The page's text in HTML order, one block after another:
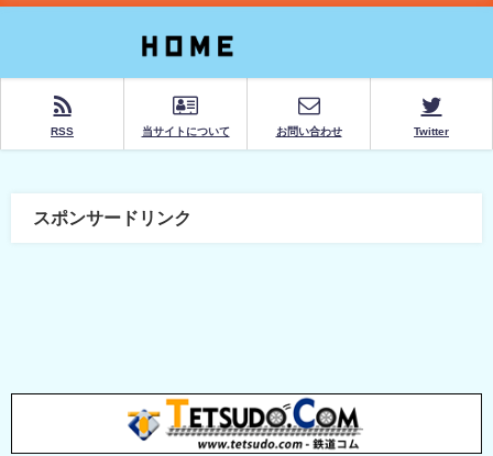
RSS 当サイトについて お問い合わせ Twitter
スポンサードリンク